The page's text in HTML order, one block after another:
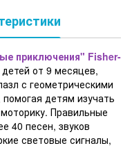
приключения" Fisher-
от 9 месяцев,
с геометрическими
детям изучать
Правильные
40 песен, звуков
световые сигналы,